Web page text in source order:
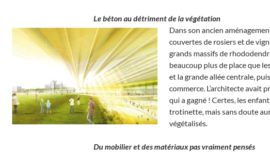
Le béton au détriment de la végétation
Dans son ancien
couvertes de rosiers et de
grands massifs de
beaucoup plus de place que
et la grande allée centrale,
commerce. L’architecte avait
qui a gagné ! Certes, les
trotinette, mais sans doute
végétalisés.
Du mobilier et des matériaux pas vraiment pensés